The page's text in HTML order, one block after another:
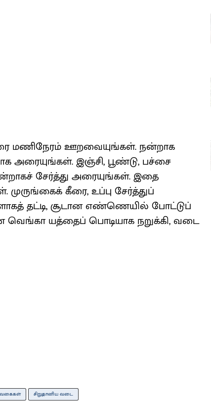
மணிநேரம் ஊறவையுங்கள். நன்றாக
அரையுங்கள். இஞ்சி, பூண்டு, பச்சை
சேர்த்து அரையுங்கள். இதை
கீரை, உப்பு சேர்த்துப்
தட்டி, சூடான எண்ணெயில் போட்டுப்
வெங்கா யத்தைப் பொடியாக நறுக்கி, வடை
வகைகள் சிறுதானிய வடை